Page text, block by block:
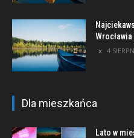
Wrocławia
4
Dla mieszkańca
Lato w